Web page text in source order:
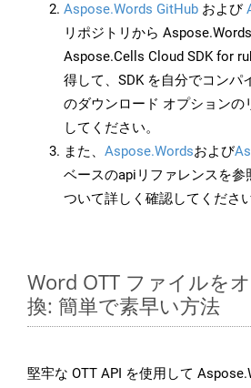
Aspose.Words GitHub および
リポジトリから
Aspose.Cells Cloud SDK for
得して、SDK を自分でコンパ
のダウンロード オプションの
してください。
また、 Aspose.Wordsおよび
ベースのapiリファレンスを参
ついて詳しく確認してください
Word OTT ファイルを
換: 簡単で素早い方法
堅牢な OTT API を使用して